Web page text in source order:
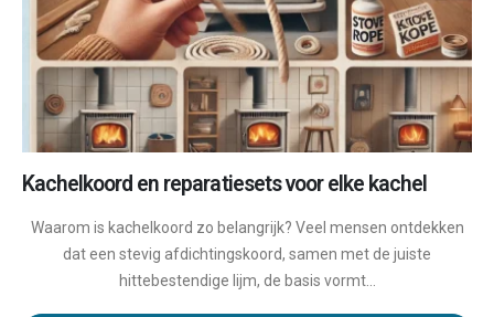
Kachelkoord en reparatiesets voor elke kachel
Waarom is kachelkoord zo belangrijk? Veel mensen ontdekken
dat een stevig afdichtingskoord, samen met de juiste
hittebestendige lijm, de basis vormt...